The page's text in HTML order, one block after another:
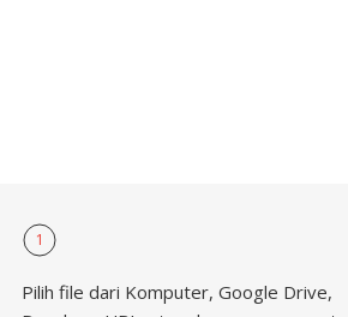
1
Pilih file dari Komputer, Google Drive,